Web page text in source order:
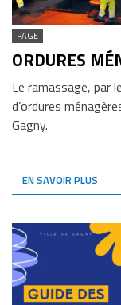
PAGE
ORDURES
Le ramassage, par
d’ordures
Gagny.
EN SAVOIR PLUS